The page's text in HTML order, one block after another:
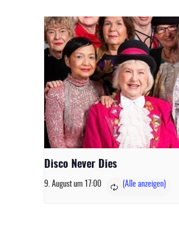
Disco Never Dies
9. August um 17:00